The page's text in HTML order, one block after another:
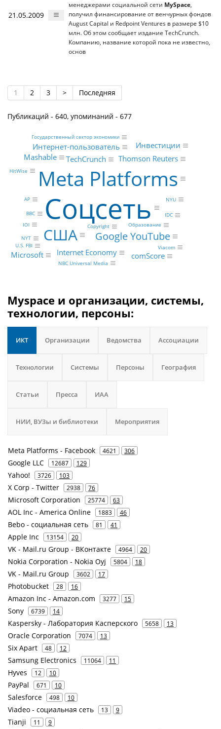
21.05.2009
менеджерами социальной сети MySpace,
получил финансирование от венчурных фондов
August Capital и Redpoint Ventures в размере $10
млн. Об этом сообщает издание TechCrunch.
Компанию, название которой пока не известно,
основ
1 2 3 > Последняя
Публикаций - 640, упоминаний - 677
Соцсеть
Meta Platforms
США Google YouTube
Thomson Reuters
Microsoft
TechCrunch
Internet Economy comScore
Mashable
Инвестиции
Интернет-пользователь
Copyright
AP
Государственный сектор экономики
Образование
HitWise
BBC
Viacom
IOI
NBC Universal Media
NYT
U.S. FBI
IDC
NYU
Myspace и организации, системы,
технологии, персоны:
ИКТ Организации Ведомства Ассоциации
Технологии Системы Персоны География
Статьи Пресса ИАА
НИИ, ВУЗы и библиотеки Мероприятия
Meta Platforms - Facebook 4621 306
Google LLC 12687 129
Yahoo! 3726 103
X Corp - Twitter 2938 76
Microsoft Corporation 25774 63
AOL Inc - America Online 1883 46
Bebo - социальная сеть 81 41
Apple Inc 13154 20
VK - Mail.ru Group - ВКонтакте 4964 20
Nokia Corporation - Nokia Oyj 5804 18
VK - Mail.ru Group 3602 17
Photobucket 28 16
Amazon Inc - Amazon.com 3277 15
Sony 6739 14
Kaspersky - Лаборатория Касперского 5658 13
Oracle Corporation 7074 13
Six Apart 48 12
Samsung Electronics 11064 11
Hyves 12 10
PayPal 671 10
Salesforce 498 10
Viadeo - социальная сеть 13 9
Tianji 11 9